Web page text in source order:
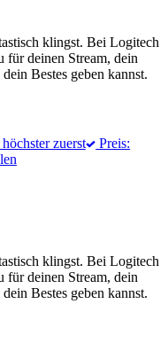
klingst. Bei Logitech
deinen Stream, dein
Bestes geben kannst.
zuerst
Preis:
klingst. Bei Logitech
deinen Stream, dein
Bestes geben kannst.